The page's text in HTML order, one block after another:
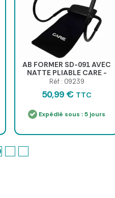
AB FORMER SD-091 AVEC
NATTE PLIABLE CARE -
appareil pliable
Réf : 09239
50,99 € TTC
Expédié sous : 5 jours